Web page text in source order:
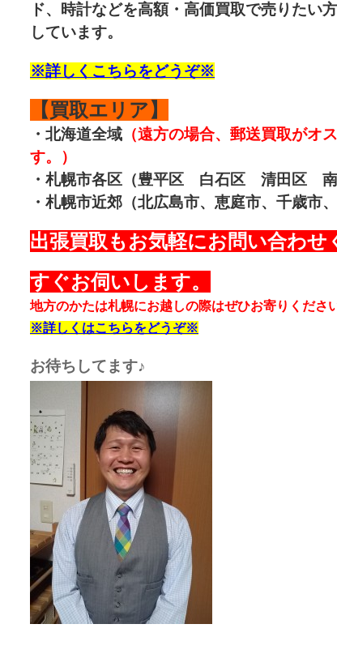
ド、時計などを高額・高価買取で売りた
しています。
※詳しくこちらをどうぞ※
【買取エリア】
・北海道全域 （遠方の場合、郵送買取がオ
す。）
・札幌市各区（豊平区 白石区 清田
・札幌市近郊（北広島市、恵庭市、千歳市
出張買取もお気軽にお問い合わせ
すぐお伺いします。
地方のかたは札幌にお越しの際はぜひお寄りくださ
※詳しくはこちらをどうぞ※
お待ちしてます♪